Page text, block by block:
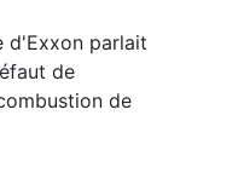
d'Exxon parlait
de
de